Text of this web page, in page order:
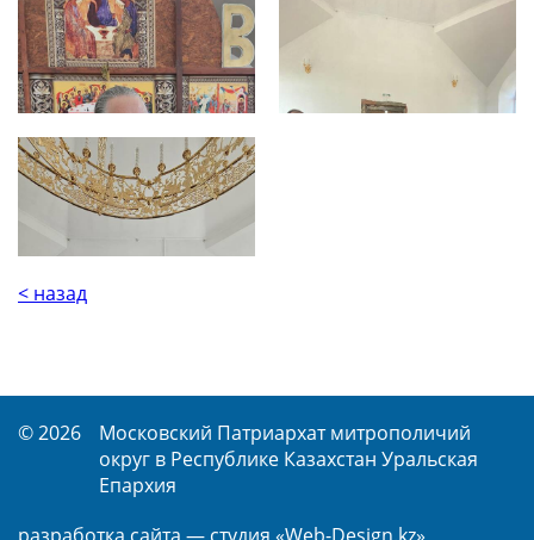
< назад
© 2026
Московский Патриархат митрополичий
округ в Республике Казахстан Уральская
Епархия